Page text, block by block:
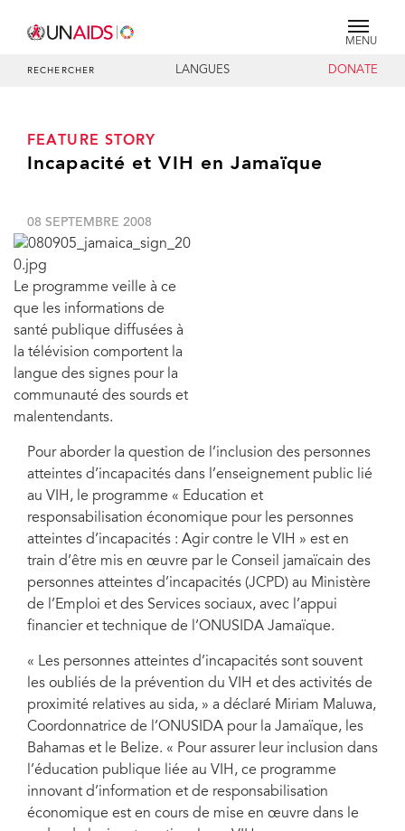
MENU
RECHERCHER LANGUES DONATE
FEATURE STORY
Incapacité et VIH en Jamaïque
08 SEPTEMBRE 2008
Le programme veille à ce
que les informations de
santé publique diffusées à
la télévision comportent la
langue des signes pour la
communauté des sourds et
malentendants.
Pour aborder la question de l’inclusion des personnes
atteintes d’incapacités dans l’enseignement public lié
au VIH, le programme « Education et
responsabilisation économique pour les personnes
atteintes d’incapacités : Agir contre le VIH » est en
train d’être mis en œuvre par le Conseil jamaïcain des
personnes atteintes d’incapacités (JCPD) au Ministère
de l’Emploi et des Services sociaux, avec l’appui
financier et technique de l’ONUSIDA Jamaïque.
« Les personnes atteintes d’incapacités sont souvent
les oubliés de la prévention du VIH et des activités de
proximité relatives au sida, » a déclaré Miriam Maluwa,
Coordonnatrice de l’ONUSIDA pour la Jamaïque, les
Bahamas et le Belize. « Pour assurer leur inclusion dans
l’éducation publique liée au VIH, ce programme
innovant d’information et de responsabilisation
économique est en cours de mise en œuvre dans le